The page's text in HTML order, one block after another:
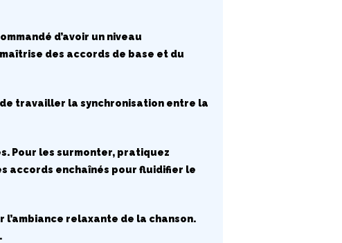
d’avoir un niveau
des accords de base et du
travailler la synchronisation entre la
Pour les surmonter, pratiquez
accords enchaînés pour fluidifier le
relaxante de la chanson.